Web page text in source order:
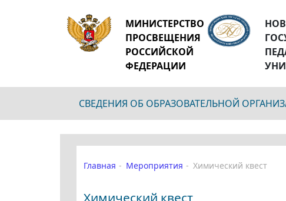
МИНИСТЕРСТВО
ПРОСВЕЩЕНИЯ
РОССИЙСКОЙ
ФЕДЕРАЦИИ
СВЕДЕНИЯ ОБ ОБРАЗОВАТЕЛЬНОЙ
Главная Мероприятия Химический квест
Химический квест